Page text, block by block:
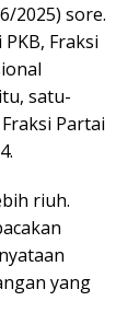
2025) sore.
Fraksi
satu-
Partai
riuh.
yang